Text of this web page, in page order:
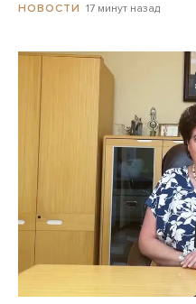
НОВОСТИ 17 минут назад